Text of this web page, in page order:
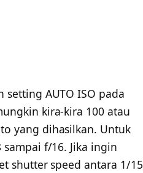
AUTO ISO pada
kira-kira 100 atau
yang dihasilkan. Untuk
f/16. Jika ingin
shutter speed antara 1/15